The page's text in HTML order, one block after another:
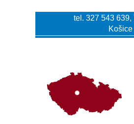
tel. 327 543